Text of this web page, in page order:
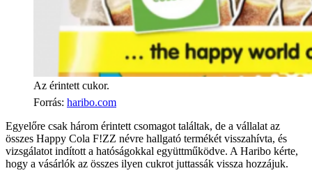
Az érintett cukor.
Forrás: haribo.com
Egyelőre csak három érintett csomagot találtak, de a vállalat az
összes Happy Cola F!ZZ névre hallgató termékét visszahívta, és
vizsgálatot indított a hatóságokkal együttműködve. A Haribo kérte,
hogy a vásárlók az összes ilyen cukrot juttassák vissza hozzájuk.